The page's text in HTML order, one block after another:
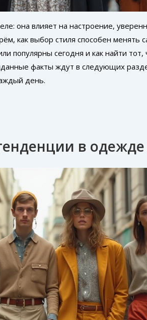
она влияет на настроение,
как выбор стиля способен менять
популярны сегодня и как найти
факты ждут в следующих
день.
в одежде